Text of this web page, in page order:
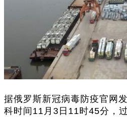
据俄罗斯新冠病毒防疫官网
科时间11月3日11时45分，